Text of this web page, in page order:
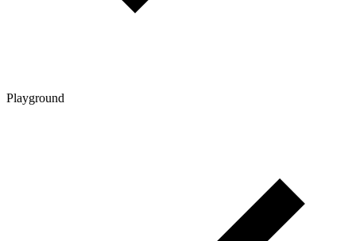
Playground